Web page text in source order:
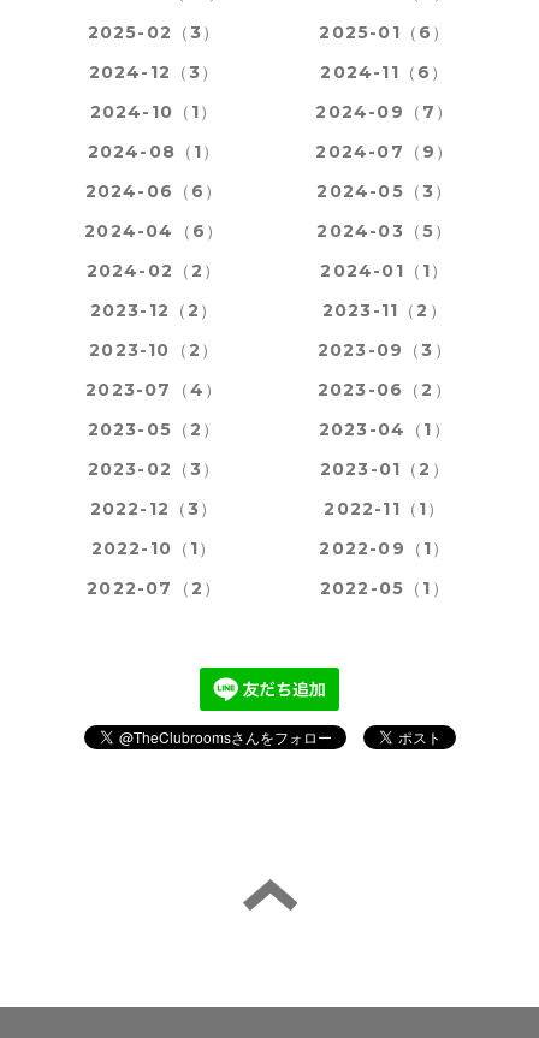
2025-02（3）
2025-01（6）
2024-12（3）
2024-11（6）
2024-10（1）
2024-09（7）
2024-08（1）
2024-07（9）
2024-06（6）
2024-05（3）
2024-04（6）
2024-03（5）
2024-02（2）
2024-01（1）
2023-12（2）
2023-11（2）
2023-10（2）
2023-09（3）
2023-07（4）
2023-06（2）
2023-05（2）
2023-04（1）
2023-02（3）
2023-01（2）
2022-12（3）
2022-11（1）
2022-10（1）
2022-09（1）
2022-07（2）
2022-05（1）